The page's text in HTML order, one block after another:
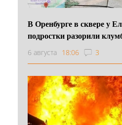
В Оренбурге в сквере у
подростки разорили
6 августа 18:06 3